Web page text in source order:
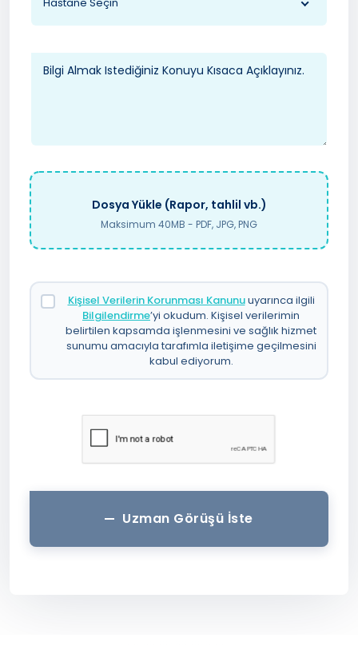
Dosya Yükle (Rapor, tahlil vb.)
Maksimum 40MB - PDF, JPG, PNG
Kişisel Verilerin Korunması Kanunuuyarınca ilgili
Bilgilendirme’yi okudum. Kişisel verilerimin
belirtilen kapsamda işlenmesini ve sağlık hizmet
sunumu amacıyla tarafımla iletişime geçilmesini
kabul ediyorum.
Uzman Görüşü İste